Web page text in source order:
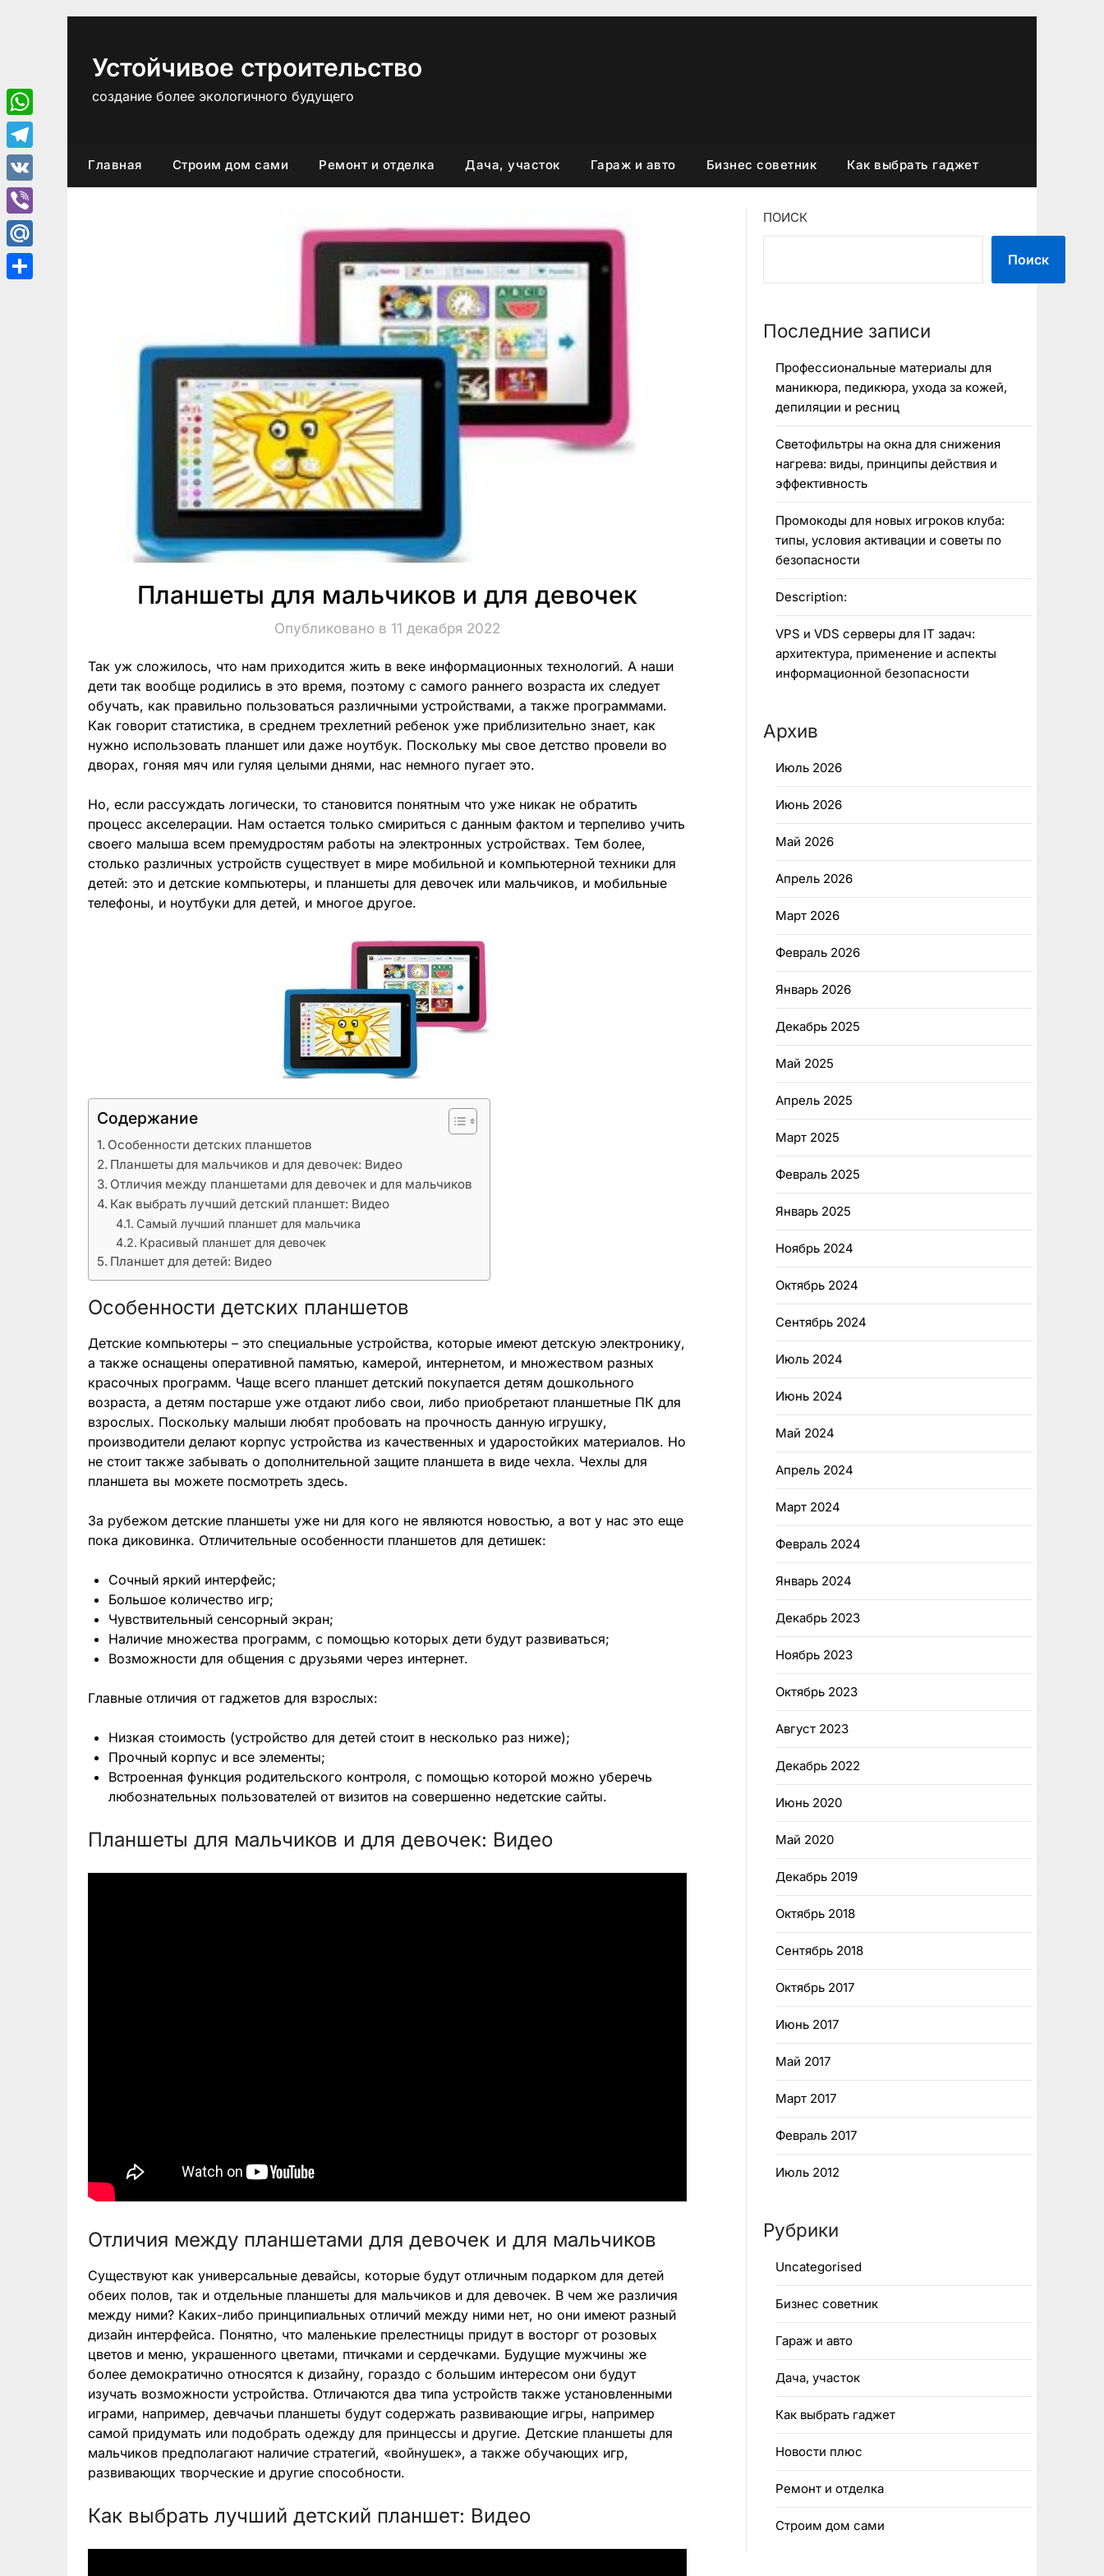
Устойчивое строительство
создание более экологичного будущего
Главная Строим дом сами Ремонт и отделка Дача, участок Гараж и авто Бизнес советник Как выбрать гаджет
Планшеты для мальчиков и для девочек
Опубликовано в 11 декабря 2022
Так уж сложилось, что нам приходится жить в веке информационных технологий. А наши
дети так вообще родились в это время, поэтому с самого раннего возраста их следует
обучать, как правильно пользоваться различными устройствами, а также программами.
Как говорит статистика, в среднем трехлетний ребенок уже приблизительно знает, как
нужно использовать планшет или даже ноутбук. Поскольку мы свое детство провели во
дворах, гоняя мяч или гуляя целыми днями, нас немного пугает это.
Но, если рассуждать логически, то становится понятным что уже никак не обратить
процесс акселерации. Нам остается только смириться с данным фактом и терпеливо учить
своего малыша всем премудростям работы на электронных устройствах. Тем более,
столько различных устройств существует в мире мобильной и компьютерной техники для
детей: это и детские компьютеры, и планшеты для девочек или мальчиков, и мобильные
телефоны, и ноутбуки для детей, и многое другое.
Содержание
Особенности детских планшетов
Планшеты для мальчиков и для девочек: Видео
Отличия между планшетами для девочек и для мальчиков
Как выбрать лучший детский планшет: Видео
Самый лучший планшет для мальчика
Красивый планшет для девочек
Планшет для детей: Видео
Особенности детских планшетов
Детские компьютеры – это специальные устройства, которые имеют детскую электронику,
а также оснащены оперативной памятью, камерой, интернетом, и множеством разных
красочных программ. Чаще всего планшет детский покупается детям дошкольного
возраста, а детям постарше уже отдают либо свои, либо приобретают планшетные ПК для
взрослых. Поскольку малыши любят пробовать на прочность данную игрушку,
производители делают корпус устройства из качественных и ударостойких материалов. Но
не стоит также забывать о дополнительной защите планшета в виде чехла. Чехлы для
планшета вы можете посмотреть здесь.
За рубежом детские планшеты уже ни для кого не являются новостью, а вот у нас это еще
пока диковинка. Отличительные особенности планшетов для детишек:
Сочный яркий интерфейс;
Большое количество игр;
Чувствительный сенсорный экран;
Наличие множества программ, с помощью которых дети будут развиваться;
Возможности для общения с друзьями через интернет.
Главные отличия от гаджетов для взрослых:
Низкая стоимость (устройство для детей стоит в несколько раз ниже);
Прочный корпус и все элементы;
Встроенная функция родительского контроля, с помощью которой можно уберечь
любознательных пользователей от визитов на совершенно недетские сайты.
Планшеты для мальчиков и для девочек: Видео
Отличия между планшетами для девочек и для мальчиков
Существуют как универсальные девайсы, которые будут отличным подарком для детей
обеих полов, так и отдельные планшеты для мальчиков и для девочек. В чем же различия
между ними? Каких-либо принципиальных отличий между ними нет, но они имеют разный
дизайн интерфейса. Понятно, что маленькие прелестницы придут в восторг от розовых
цветов и меню, украшенного цветами, птичками и сердечками. Будущие мужчины же
более демократично относятся к дизайну, гораздо с большим интересом они будут
изучать возможности устройства. Отличаются два типа устройств также установленными
играми, например, девчачьи планшеты будут содержать развивающие игры, например
самой придумать или подобрать одежду для принцессы и другие. Детские планшеты для
мальчиков предполагают наличие стратегий, «войнушек», а также обучающих игр,
развивающих творческие и другие способности.
Как выбрать лучший детский планшет: Видео
ПОИСК
Поиск
Последние записи
Профессиональные материалы для
маникюра, педикюра, ухода за кожей,
депиляции и ресниц
Светофильтры на окна для снижения
нагрева: виды, принципы действия и
эффективность
Промокоды для новых игроков клуба:
типы, условия активации и советы по
безопасности
Description:
VPS и VDS серверы для IT задач:
архитектура, применение и аспекты
информационной безопасности
Архив
Июль 2026
Июнь 2026
Май 2026
Апрель 2026
Март 2026
Февраль 2026
Январь 2026
Декабрь 2025
Май 2025
Апрель 2025
Март 2025
Февраль 2025
Январь 2025
Ноябрь 2024
Октябрь 2024
Сентябрь 2024
Июль 2024
Июнь 2024
Май 2024
Апрель 2024
Март 2024
Февраль 2024
Январь 2024
Декабрь 2023
Ноябрь 2023
Октябрь 2023
Август 2023
Декабрь 2022
Июнь 2020
Май 2020
Декабрь 2019
Октябрь 2018
Сентябрь 2018
Октябрь 2017
Июнь 2017
Май 2017
Март 2017
Февраль 2017
Июль 2012
Рубрики
Uncategorised
Бизнес советник
Гараж и авто
Дача, участок
Как выбрать гаджет
Новости плюс
Ремонт и отделка
Строим дом сами
WhatsApp
Telegram
VK
Viber
Mail.Ru